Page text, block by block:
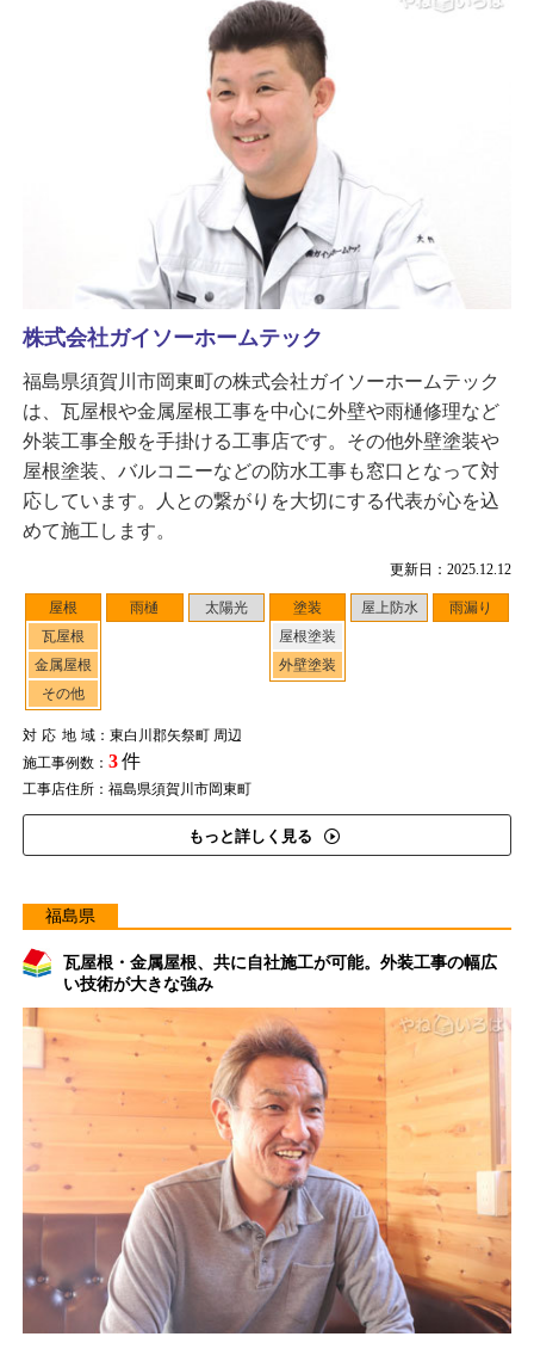
更新日：2025.12.12
屋根
瓦屋根
金属屋根
その他
雨樋 太陽光
塗装
屋根塗装
外壁塗装
屋上防水 雨漏り
対応地域：東白川郡矢祭町 周辺
施工事例数： 3件
工事店住所：福島県須賀川市岡東町
もっと詳しく見る
株式会社ガイソーホームテック
福島県須賀川市岡東町の株式会社ガイソーホームテック
は、瓦屋根や金属屋根工事を中心に外壁や雨樋修理など
外装工事全般を手掛ける工事店です。その他外壁塗装や
屋根塗装、バルコニーなどの防水工事も窓口となって対
応しています。人との繋がりを大切にする代表が心を込
めて施工します。
福島県
瓦屋根・金属屋根、共に自社施工が可能。外装工事の幅広
い技術が大きな強み